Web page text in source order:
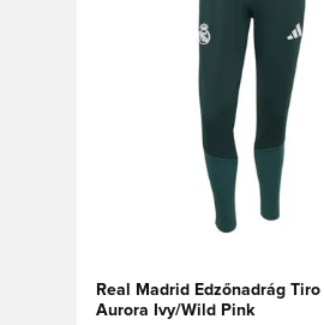
Real Madrid Edzőnadrág
Aurora Ivy/Wild Pink